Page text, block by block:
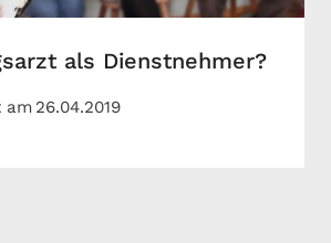
als Dienstnehmer?
am 26.04.2019